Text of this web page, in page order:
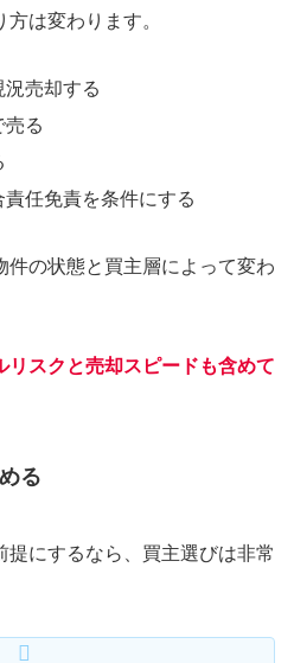
は変わります。
売却する
売る
任免責を条件にする
件の状態と買主層によって変わ
リスクと売却スピードも含めて
る
にするなら、買主選びは非常